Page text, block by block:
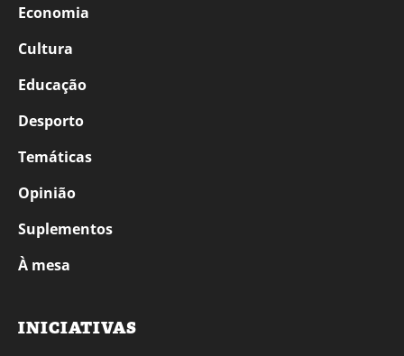
Economia
Cultura
Educação
Desporto
Temáticas
Opinião
Suplementos
À mesa
INICIATIVAS